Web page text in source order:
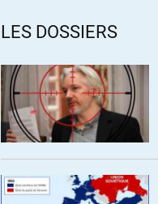
LES DOSSIERS